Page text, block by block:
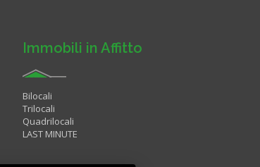
Immobili in Affitto
Bilocali
Trilocali
Quadrilocali
LAST MINUTE